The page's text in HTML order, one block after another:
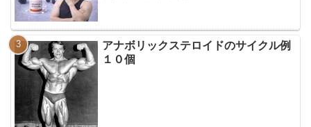
アナボリックステロイドのサイクル例
１０個